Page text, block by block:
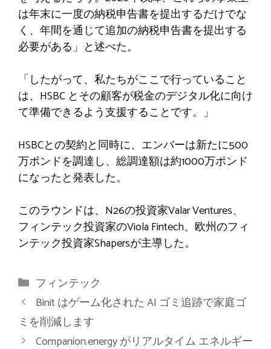
は年末に一度の納税申告書を提出するだけでな
く、年間を通じて追加の納税申告書を提出する
必要がある」と述べた。
「したがって、私たちがここで行っていること
は、HSBC とその顧客が税金のデジタル化に向け
て準備できるよう支援することです。」
HSBCとの契約と同時に、エンバーは新たに500
万ポンドを調達し、総調達額は約1000万ポンド
になったと発表した。
このラウンドは、N26の投資家Valar Ventures、
フィンテック投資家のViola Fintech、欧州のフィ
ンテック投資家Shapersが主導した。
カ
テ
ゴ
リ
フィンテック
Binit はゲーム化された AI ゴミ追跡で家庭ゴ
ミを削減します
Companion.energy がリアルタイム エネルギー